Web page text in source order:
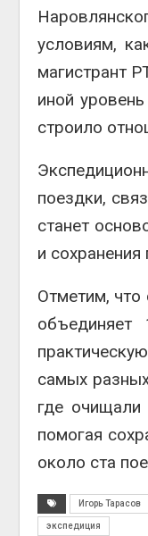
условиям,
магистрант
иной
строило
поездки,
станет
и
Отметим, что
самых
где очищали
помогая
около ста
Игорь Тарасов
экспедиция